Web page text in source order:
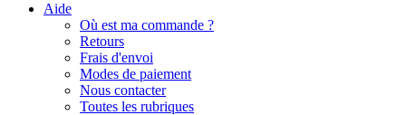
Aide
Où est ma commande ?
Retours
Frais d'envoi
Modes de paiement
Nous contacter
Toutes les rubriques